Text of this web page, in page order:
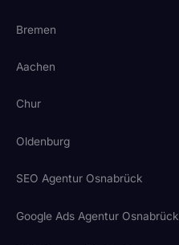
Bremen
Aachen
Chur
Oldenburg
SEO Agentur Osnabrück
Google Ads Agentur Osnabrück